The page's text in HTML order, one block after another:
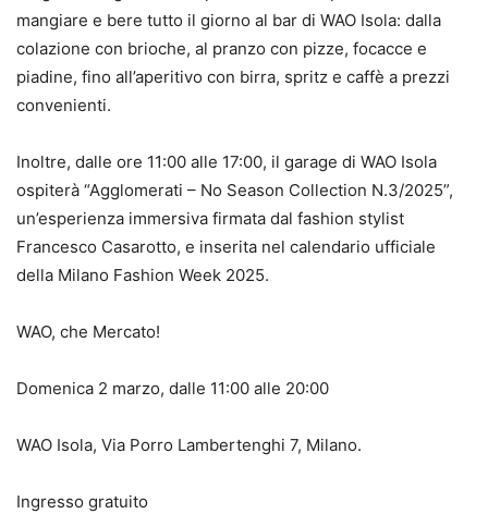
mangiare e bere tutto il giorno al bar di WAO Isola: dalla
colazione con brioche, al pranzo con pizze, focacce e
piadine, fino all’aperitivo con birra, spritz e caffè a prezzi
convenienti.
Inoltre, dalle ore 11:00 alle 17:00, il garage di WAO Isola
ospiterà “Agglomerati – No Season Collection N.3/2025”,
un’esperienza immersiva firmata dal fashion stylist
Francesco Casarotto, e inserita nel calendario ufficiale
della Milano Fashion Week 2025.
WAO, che Mercato!
Domenica 2 marzo, dalle 11:00 alle 20:00
WAO Isola, Via Porro Lambertenghi 7, Milano.
Ingresso gratuito